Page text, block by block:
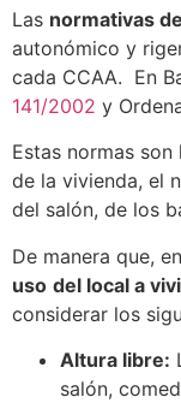
Las normativas
autonómico y
cada CCAA. En
141/2002 y
Estas normas
de la vivienda, el
del salón, de los
De manera que,
uso del local a
considerar los
Altura libre:
salón,